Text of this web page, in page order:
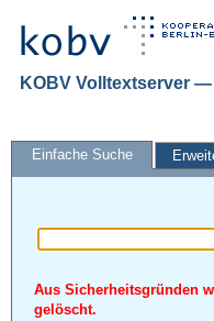
KOBV Volltextserver
Einfache Suche
Aus Sicherheitsgründen
gelöscht.